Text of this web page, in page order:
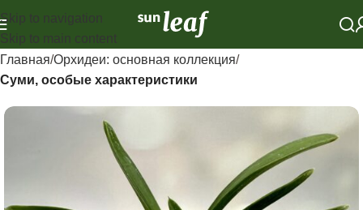
Skip to navigation
Skip to main content
Главная Орхидеи: основная коллекция
Суми, особые характеристики